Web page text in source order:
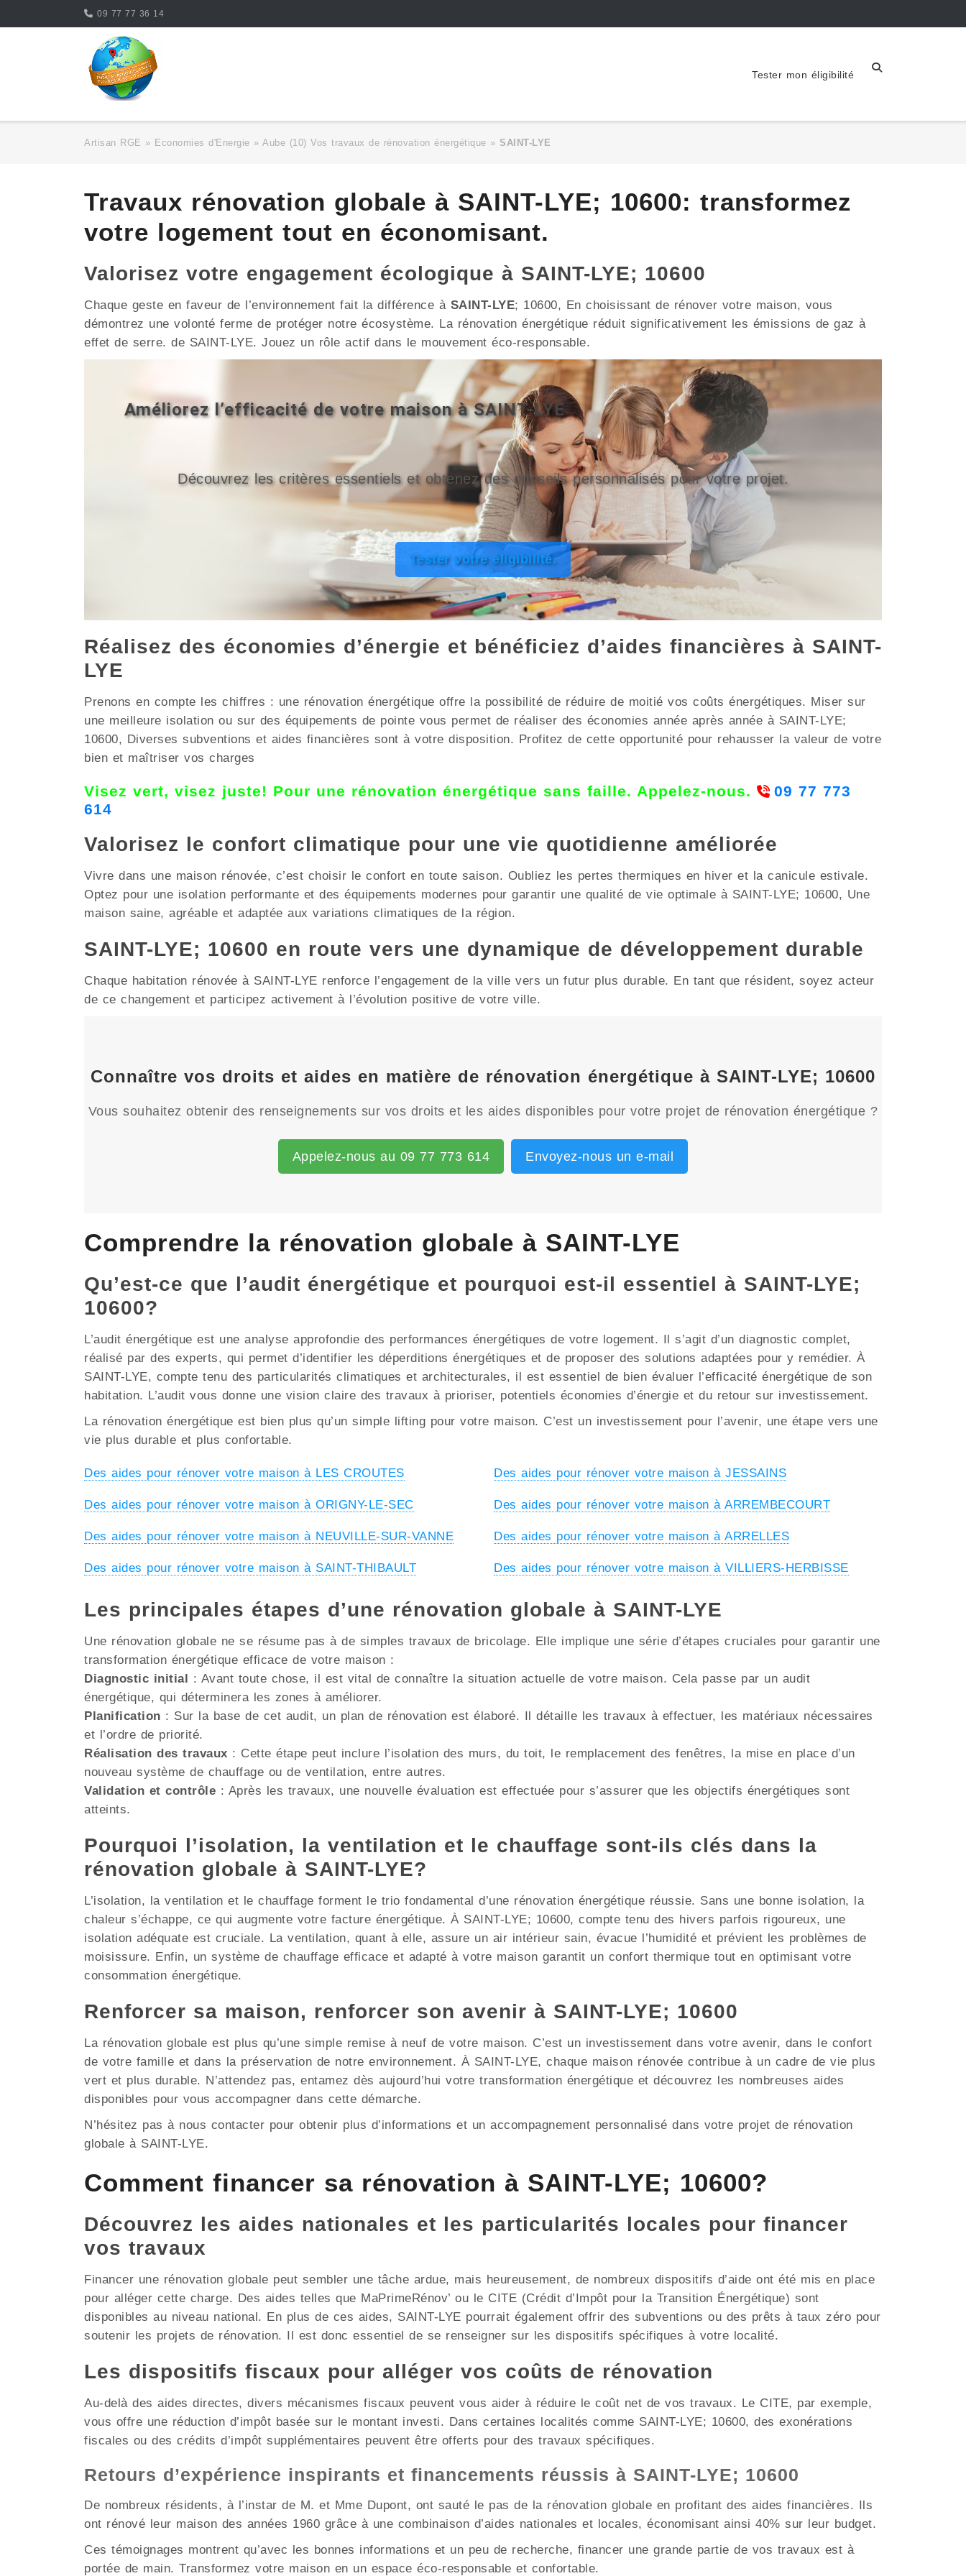
09 77 77 36 14
Tester mon éligibilité
Artisan RGE » Economies d'Energie » Aube (10) Vos travaux de rénovation énergétique » SAINT-LYE
Travaux rénovation globale à SAINT-LYE; 10600: transformez
votre logement tout en économisant.
Valorisez votre engagement écologique à SAINT-LYE; 10600
Chaque geste en faveur de l’environnement fait la différence à SAINT-LYE; 10600, En choisissant de rénover votre maison, vous
démontrez une volonté ferme de protéger notre écosystème. La rénovation énergétique réduit significativement les émissions de gaz à
effet de serre. de SAINT-LYE. Jouez un rôle actif dans le mouvement éco-responsable.
Améliorez l’efficacité de votre maison à SAINT-LYE
Découvrez les critères essentiels et obtenez des conseils personnalisés pour votre projet.
Tester votre éligibilité.
Réalisez des économies d’énergie et bénéficiez d’aides financières à SAINT-
LYE
Prenons en compte les chiffres : une rénovation énergétique offre la possibilité de réduire de moitié vos coûts énergétiques. Miser sur
une meilleure isolation ou sur des équipements de pointe vous permet de réaliser des économies année après année à SAINT-LYE;
10600, Diverses subventions et aides financières sont à votre disposition. Profitez de cette opportunité pour rehausser la valeur de votre
bien et maîtriser vos charges
Visez vert, visez juste! Pour une rénovation énergétique sans faille. Appelez-nous.
09 77 773
614
Valorisez le confort climatique pour une vie quotidienne améliorée
Vivre dans une maison rénovée, c’est choisir le confort en toute saison. Oubliez les pertes thermiques en hiver et la canicule estivale.
Optez pour une isolation performante et des équipements modernes pour garantir une qualité de vie optimale à SAINT-LYE; 10600, Une
maison saine, agréable et adaptée aux variations climatiques de la région.
SAINT-LYE; 10600 en route vers une dynamique de développement durable
Chaque habitation rénovée à SAINT-LYE renforce l’engagement de la ville vers un futur plus durable. En tant que résident, soyez acteur
de ce changement et participez activement à l’évolution positive de votre ville.
Connaître vos droits et aides en matière de rénovation énergétique à SAINT-LYE; 10600
Vous souhaitez obtenir des renseignements sur vos droits et les aides disponibles pour votre projet de rénovation énergétique ?
Appelez-nous au 09 77 773 614 Envoyez-nous un e-mail
Comprendre la rénovation globale à SAINT-LYE
Qu’est-ce que l’audit énergétique et pourquoi est-il essentiel à SAINT-LYE;
10600?
L’audit énergétique est une analyse approfondie des performances énergétiques de votre logement. Il s’agit d’un diagnostic complet,
réalisé par des experts, qui permet d’identifier les déperditions énergétiques et de proposer des solutions adaptées pour y remédier. À
SAINT-LYE, compte tenu des particularités climatiques et architecturales, il est essentiel de bien évaluer l’efficacité énergétique de son
habitation. L’audit vous donne une vision claire des travaux à prioriser, potentiels économies d’énergie et du retour sur investissement.
La rénovation énergétique est bien plus qu’un simple lifting pour votre maison. C’est un investissement pour l’avenir, une étape vers une
vie plus durable et plus confortable.
Des aides pour rénover votre maison à LES CROUTES Des aides pour rénover votre maison à JESSAINS
Des aides pour rénover votre maison à ORIGNY-LE-SEC Des aides pour rénover votre maison à ARREMBECOURT
Des aides pour rénover votre maison à NEUVILLE-SUR-VANNE Des aides pour rénover votre maison à ARRELLES
Des aides pour rénover votre maison à SAINT-THIBAULT Des aides pour rénover votre maison à VILLIERS-HERBISSE
Les principales étapes d’une rénovation globale à SAINT-LYE
Une rénovation globale ne se résume pas à de simples travaux de bricolage. Elle implique une série d’étapes cruciales pour garantir une
transformation énergétique efficace de votre maison :
Diagnostic initial
: Avant toute chose, il est vital de connaître la situation actuelle de votre maison. Cela passe par un audit
énergétique, qui déterminera les zones à améliorer.
Planification : Sur la base de cet audit, un plan de rénovation est élaboré. Il détaille les travaux à effectuer, les matériaux nécessaires
et l’ordre de priorité.
Réalisation des travaux : Cette étape peut inclure l’isolation des murs, du toit, le remplacement des fenêtres, la mise en place d’un
nouveau système de chauffage ou de ventilation, entre autres.
Validation et contrôle : Après les travaux, une nouvelle évaluation est effectuée pour s’assurer que les objectifs énergétiques sont
atteints.
Pourquoi l’isolation, la ventilation et le chauffage sont-ils clés dans la
rénovation globale à SAINT-LYE?
L’isolation, la ventilation et le chauffage forment le trio fondamental d’une rénovation énergétique réussie. Sans une bonne isolation, la
chaleur s’échappe, ce qui augmente votre facture énergétique. À SAINT-LYE; 10600, compte tenu des hivers parfois rigoureux, une
isolation adéquate est cruciale. La ventilation, quant à elle, assure un air intérieur sain, évacue l’humidité et prévient les problèmes de
moisissure. Enfin, un système de chauffage efficace et adapté à votre maison garantit un confort thermique tout en optimisant votre
consommation énergétique.
Renforcer sa maison, renforcer son avenir à SAINT-LYE; 10600
La rénovation globale est plus qu’une simple remise à neuf de votre maison. C’est un investissement dans votre avenir, dans le confort
de votre famille et dans la préservation de notre environnement. À SAINT-LYE, chaque maison rénovée contribue à un cadre de vie plus
vert et plus durable. N’attendez pas, entamez dès aujourd’hui votre transformation énergétique et découvrez les nombreuses aides
disponibles pour vous accompagner dans cette démarche.
N’hésitez pas à nous contacter pour obtenir plus d’informations et un accompagnement personnalisé dans votre projet de rénovation
globale à SAINT-LYE.
Comment financer sa rénovation à SAINT-LYE; 10600?
Découvrez les aides nationales et les particularités locales pour financer
vos travaux
Financer une rénovation globale peut sembler une tâche ardue, mais heureusement, de nombreux dispositifs d’aide ont été mis en place
pour alléger cette charge. Des aides telles que MaPrimeRénov’ ou le CITE (Crédit d’Impôt pour la Transition Énergétique) sont
disponibles au niveau national. En plus de ces aides, SAINT-LYE pourrait également offrir des subventions ou des prêts à taux zéro pour
soutenir les projets de rénovation. Il est donc essentiel de se renseigner sur les dispositifs spécifiques à votre localité.
Les dispositifs fiscaux pour alléger vos coûts de rénovation
Au-delà des aides directes, divers mécanismes fiscaux peuvent vous aider à réduire le coût net de vos travaux. Le CITE, par exemple,
vous offre une réduction d’impôt basée sur le montant investi. Dans certaines localités comme SAINT-LYE; 10600, des exonérations
fiscales ou des crédits d’impôt supplémentaires peuvent être offerts pour des travaux spécifiques.
Retours d’expérience inspirants et financements réussis à SAINT-LYE; 10600
De nombreux résidents, à l’instar de M. et Mme Dupont, ont sauté le pas de la rénovation globale en profitant des aides financières. Ils
ont rénové leur maison des années 1960 grâce à une combinaison d’aides nationales et locales, économisant ainsi 40% sur leur budget.
Ces témoignages montrent qu’avec les bonnes informations et un peu de recherche, financer une grande partie de vos travaux est à
portée de main. Transformez votre maison en un espace éco-responsable et confortable.